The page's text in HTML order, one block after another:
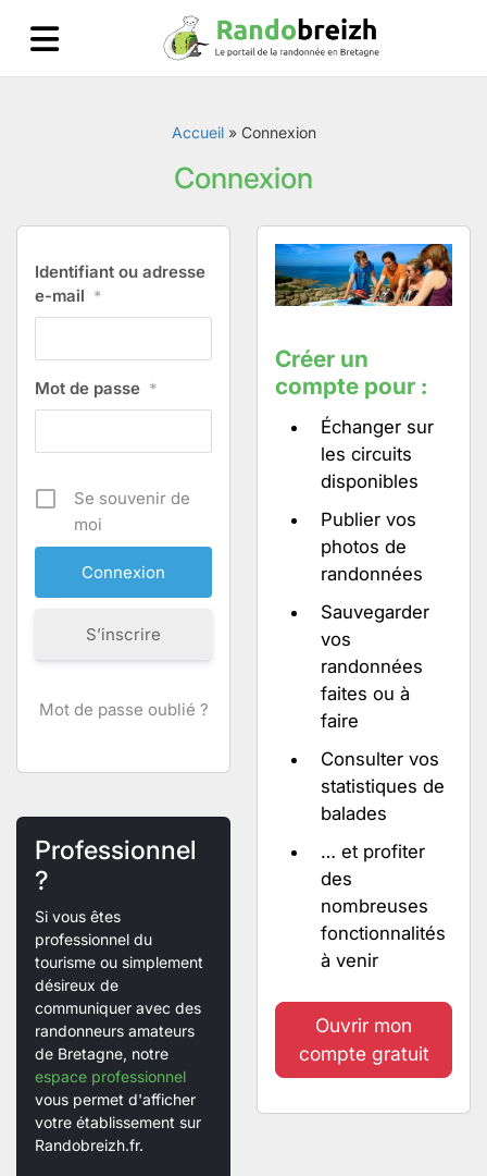
Accueil» Connexion
Connexion
Identifiant ou adresse
e-mail *
Mot de passe *
Se souvenir de
moi
S’inscrire
Mot de passe oublié ?
Professionnel
?
Si vous êtes
professionnel du
tourisme ou simplement
désireux de
communiquer avec des
randonneurs amateurs
de Bretagne, notre
espace professionnel
vous permet d'afficher
votre établissement sur
Randobreizh.fr.
Créer un
compte pour :
Échanger sur
les circuits
disponibles
Publier vos
photos de
randonnées
Sauvegarder
vos
randonnées
faites ou à
faire
Consulter vos
statistiques de
balades
… et profiter
des
nombreuses
fonctionnalités
à venir
Ouvrir mon
compte gratuit